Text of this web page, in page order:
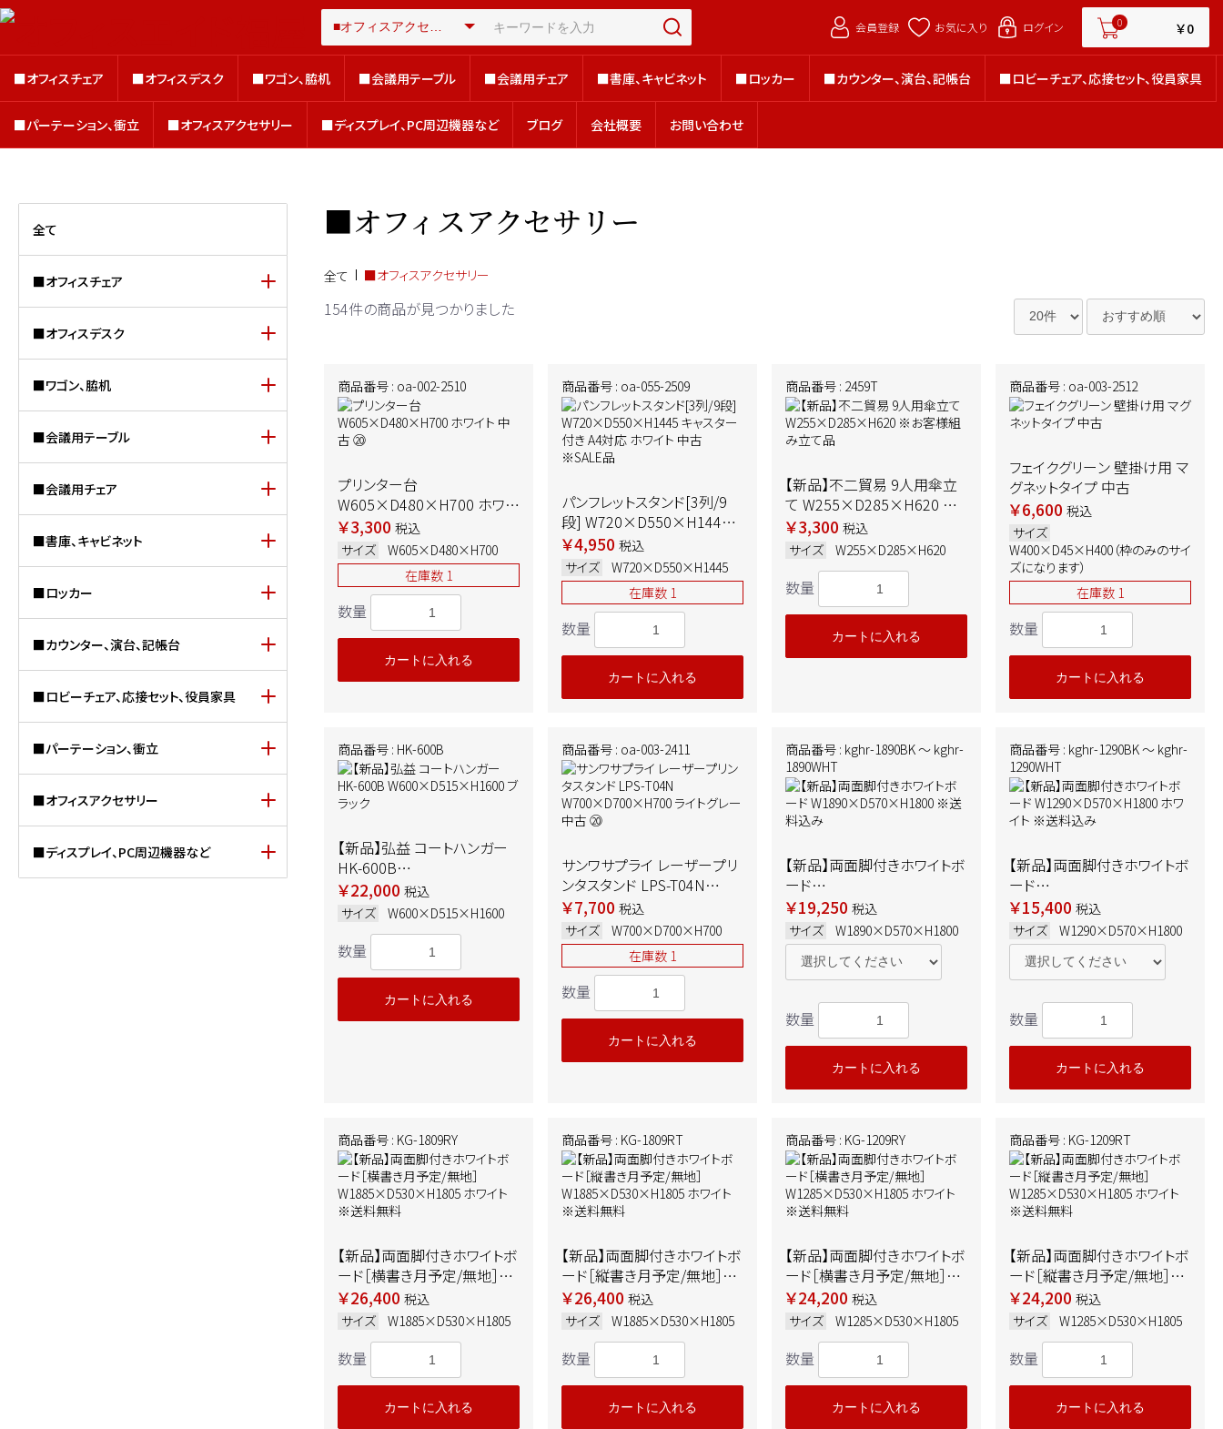
会員登録 お気に入り ログイン 0 ￥0
■オフィスチェア ■オフィスデスク ■ワゴン、脇机 ■会議用テーブル ■会議用チェア ■書庫、キャビネット ■ロッカー ■カウンター、演台、記帳台 ■ロビーチェア、応接セット、役員家具
■パーテーション、衝立 ■オフィスアクセサリー ■ディスプレイ、PC周辺機器など ブログ 会社概要 お問い合わせ
■オフィスチェア ■オフィスデスク ■ワゴン、脇机 ■会議用テーブル ■会議用チェア ■書庫、キャビネット ■ロッカー ■カウンター、演台、記帳台 ■ロビーチェア、応接セット、役員家具
■パーテーション、衝立 ■オフィスアクセサリー ■ディスプレイ、PC周辺機器など ブログ 会社概要 お問い合わせ
全て
■オフィスチェア
■オフィスデスク
■ワゴン、脇机
■会議用テーブル
■会議用チェア
■書庫、キャビネット
■ロッカー
■カウンター、演台、記帳台
■ロビーチェア、応接セット、役員家具
■パーテーション、衝立
■オフィスアクセサリー
■ディスプレイ、PC周辺機器など
■オフィスアクセサリー
全て ■オフィスアクセサリー
154件の商品が見つかりました
商品番号 : oa-002-2510
プリンター台
W605×D480×H700 ホワイ
ト 中古 ⑳
￥3,300 税込
サイズ
W605×D480×H700
在庫数 1
数量
カートに入れる
商品番号 : oa-055-2509
パンフレットスタンド[3列/9
段] W720×D550×H1445
キャスター付き A4対応 ホワ
イト 中古 ※SALE品
￥4,950 税込
サイズ
W720×D550×H1445
在庫数 1
数量
カートに入れる
商品番号 : 2459T
【新品】不二貿易 9人用傘立
て W255×D285×H620 ※
お客様組み立て品
￥3,300 税込
サイズ
W255×D285×H620
数量
カートに入れる
商品番号 : oa-003-2512
フェイクグリーン 壁掛け用 マ
グネットタイプ 中古
￥6,600 税込
サイズ
W400×D45×H400（枠のみのサイ
ズになります）
在庫数 1
数量
カートに入れる
商品番号 : HK-600B
【新品】弘益 コートハンガー
HK-600B
W600×D515×H1600 ブラ
ック
￥22,000 税込
サイズ
W600×D515×H1600
数量
カートに入れる
商品番号 : oa-003-2411
サンワサプライ レーザープリ
ンタスタンド LPS-T04N
W700×D700×H700 ライト
グレー 中古 ⑳
￥7,700 税込
サイズ
W700×D700×H700
在庫数 1
数量
カートに入れる
商品番号 : kghr-1890BK ～ kghr-
1890WHT
【新品】両面脚付きホワイトボ
ード
W1890×D570×H1800 ※
送料込み
￥19,250 税込
サイズ
W1890×D570×H1800
数量
カートに入れる
商品番号 : kghr-1290BK ～ kghr-
1290WHT
【新品】両面脚付きホワイトボ
ード
W1290×D570×H1800 ホ
ワイト ※送料込み
￥15,400 税込
サイズ
W1290×D570×H1800
数量
カートに入れる
商品番号 : KG-1809RY
【新品】両面脚付きホワイトボ
ード［横書き月予定/無地］
W1885×D530×H1805 ホ
ワイト ※送料無料
￥26,400 税込
サイズ
W1885×D530×H1805
数量
カートに入れる
商品番号 : KG-1809RT
【新品】両面脚付きホワイトボ
ード［縦書き月予定/無地］
W1885×D530×H1805 ホ
ワイト ※送料無料
￥26,400 税込
サイズ
W1885×D530×H1805
数量
カートに入れる
商品番号 : KG-1209RY
【新品】両面脚付きホワイトボ
ード［横書き月予定/無地］
W1285×D530×H1805 ホ
ワイト ※送料無料
￥24,200 税込
サイズ
W1285×D530×H1805
数量
カートに入れる
商品番号 : KG-1209RT
【新品】両面脚付きホワイトボ
ード［縦書き月予定/無地］
W1285×D530×H1805 ホ
ワイト ※送料無料
￥24,200 税込
サイズ
W1285×D530×H1805
数量
カートに入れる